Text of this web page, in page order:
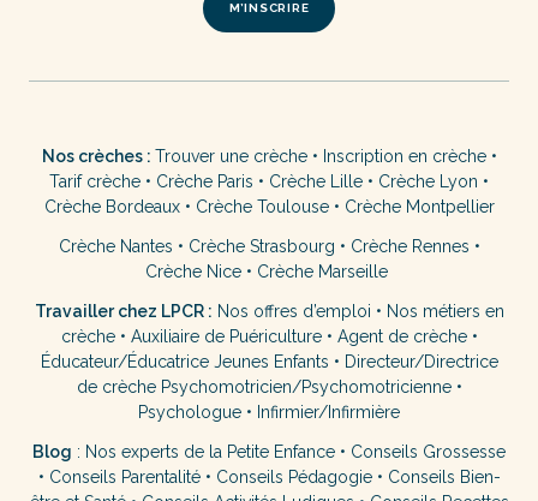
M’INSCRIRE
Nos crèches : Trouver une crèche• Inscription en crèche•
Tarif crèche • Crèche Paris • Crèche Lille • Crèche Lyon •
Crèche Bordeaux• Crèche Toulouse• Crèche Montpellier
Crèche Nantes • Crèche Strasbourg • Crèche Rennes •
Crèche Nice • Crèche Marseille
Travailler chez LPCR : Nos offres d’emploi • Nos métiers en
crèche• Auxiliaire de Puériculture• Agent de crèche•
Éducateur/Éducatrice Jeunes Enfants • Directeur/Directrice
de crèche Psychomotricien/Psychomotricienne•
Psychologue • Infirmier/Infirmière
Blog : Nos experts de la Petite Enfance • Conseils Grossesse
• Conseils Parentalité• Conseils Pédagogie• Conseils Bien-